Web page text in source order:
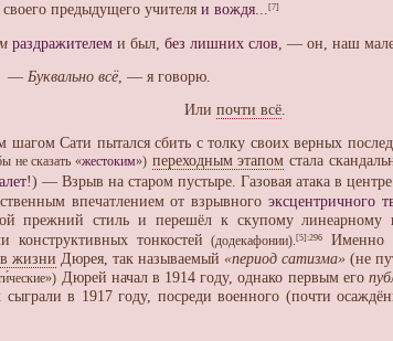
своего предыдущего учителя и вождя... [7]
раздражителем и был, без лишних слов, — он, наш
— Буквально всё, — я говорю.
Или почти всё.
Сати пытался сбить с толку своих верных
не сказать «жестоким») переходным этапом стала
!) — Взрыв на старом пустыре. Газовая атака в
впечатлением от взрывного эксцентричного
прежний стиль и перешёл к скупому линеарному
конструктивных тонкостей(додекафонии).[5]:296 Именно
в жизни Дюрея, так называемый «период сатизма» (не
Дюрей начал в 1914 году, однако первым его
в 1917 году, посреди военного (почти